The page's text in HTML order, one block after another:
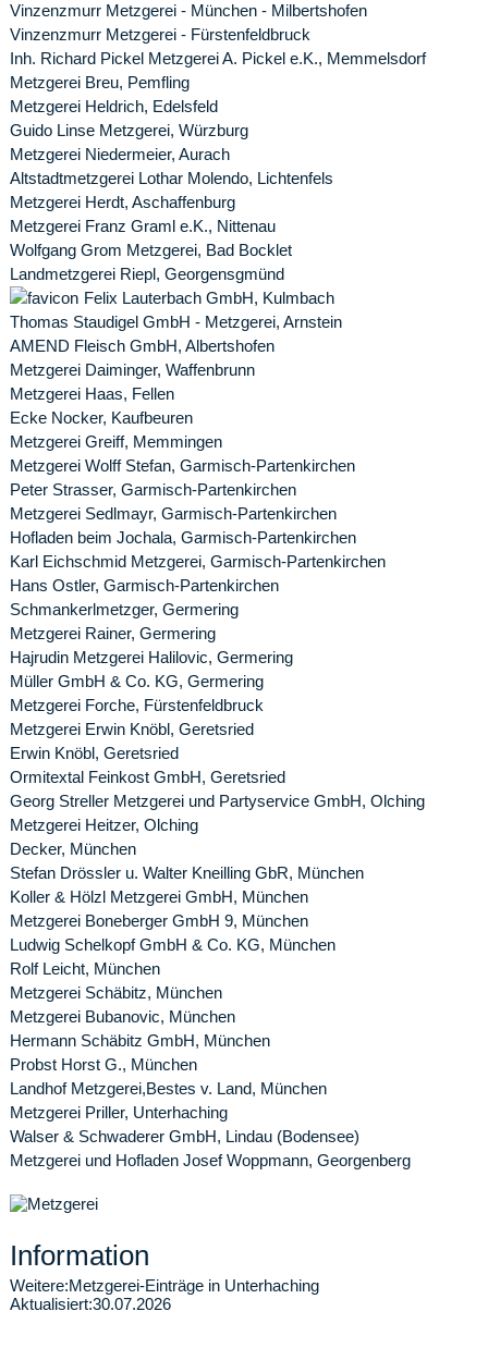
Vinzenzmurr Metzgerei - München - Milbertshofen
Vinzenzmurr Metzgerei - Fürstenfeldbruck
Inh. Richard Pickel Metzgerei A. Pickel e.K., Memmelsdorf
Metzgerei Breu, Pemfling
Metzgerei Heldrich, Edelsfeld
Guido Linse Metzgerei, Würzburg
Metzgerei Niedermeier, Aurach
Altstadtmetzgerei Lothar Molendo, Lichtenfels
Metzgerei Herdt, Aschaffenburg
Metzgerei Franz Graml e.K., Nittenau
Wolfgang Grom Metzgerei, Bad Bocklet
Landmetzgerei Riepl, Georgensgmünd
Felix Lauterbach GmbH, Kulmbach
Thomas Staudigel GmbH - Metzgerei, Arnstein
AMEND Fleisch GmbH, Albertshofen
Metzgerei Daiminger, Waffenbrunn
Metzgerei Haas, Fellen
Ecke Nocker, Kaufbeuren
Metzgerei Greiff, Memmingen
Metzgerei Wolff Stefan, Garmisch-Partenkirchen
Peter Strasser, Garmisch-Partenkirchen
Metzgerei Sedlmayr, Garmisch-Partenkirchen
Hofladen beim Jochala, Garmisch-Partenkirchen
Karl Eichschmid Metzgerei, Garmisch-Partenkirchen
Hans Ostler, Garmisch-Partenkirchen
Schmankerlmetzger, Germering
Metzgerei Rainer, Germering
Hajrudin Metzgerei Halilovic, Germering
Müller GmbH & Co. KG, Germering
Metzgerei Forche, Fürstenfeldbruck
Metzgerei Erwin Knöbl, Geretsried
Erwin Knöbl, Geretsried
Ormitextal Feinkost GmbH, Geretsried
Georg Streller Metzgerei und Partyservice GmbH, Olching
Metzgerei Heitzer, Olching
Decker, München
Stefan Drössler u. Walter Kneilling GbR, München
Koller & Hölzl Metzgerei GmbH, München
Metzgerei Boneberger GmbH 9, München
Ludwig Schelkopf GmbH & Co. KG, München
Rolf Leicht, München
Metzgerei Schäbitz, München
Metzgerei Bubanovic, München
Hermann Schäbitz GmbH, München
Probst Horst G., München
Landhof Metzgerei,Bestes v. Land, München
Metzgerei Priller, Unterhaching
Walser & Schwaderer GmbH, Lindau (Bodensee)
Metzgerei und Hofladen Josef Woppmann, Georgenberg
Information
Weitere:Metzgerei-Einträge in Unterhaching
Aktualisiert:30.07.2026